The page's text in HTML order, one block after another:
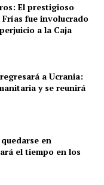
El prestigioso
fue involucrado
a la Caja
a Ucrania:
y se reunirá
en
el tiempo en los